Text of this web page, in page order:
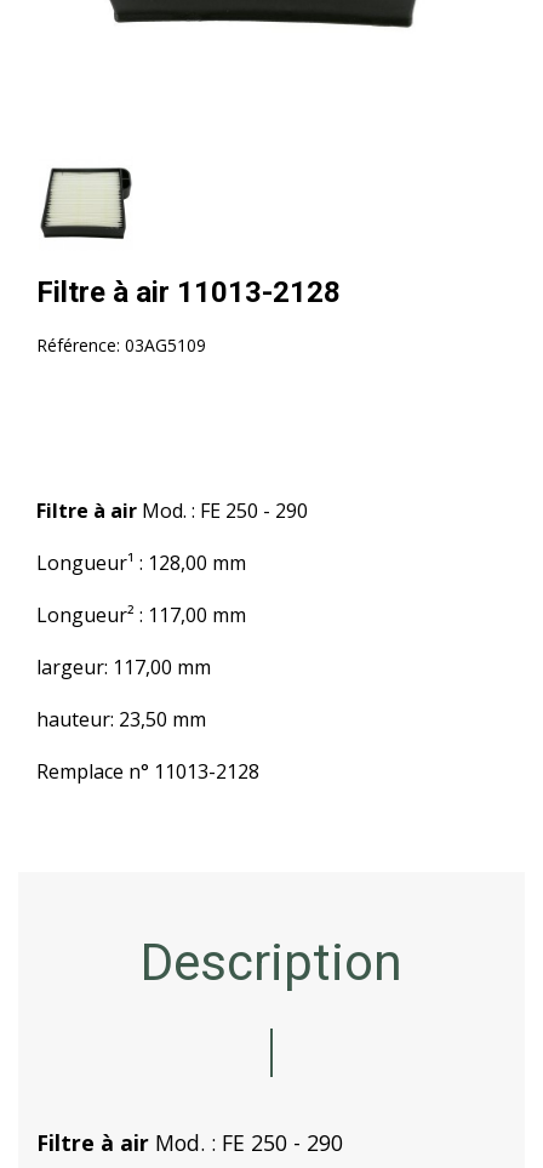
Filtre à air 11013-2128
Référence: 03AG5109
Filtre à air Mod. : FE 250 - 290
Longueur¹ : 128,00 mm
Longueur² : 117,00 mm
largeur: 117,00 mm
hauteur: 23,50 mm
Remplace n° 11013-2128
Description
Filtre à air Mod. : FE 250 - 290